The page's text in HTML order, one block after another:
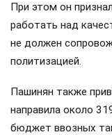
При этом он
работать над
не должен
политизацией.
Пашинян также
направила около
бюджет ввозных